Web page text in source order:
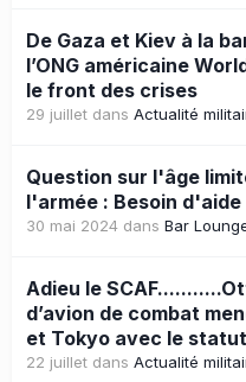
De Gaza et Kiev à la
l’ONG américaine
le front des crises
29 juillet dans Actualité
Question sur l'âge
l'armée : Besoin d'aide
30 mai 2024 dans Bar
Adieu le
d’avion de combat
et Tokyo avec le
22 juillet dans Actualité